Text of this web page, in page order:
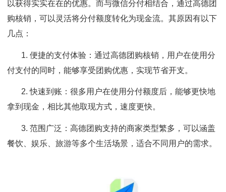
以获得实实在在的优惠。而与微信分付相结合，通过高德团
购核销，可以灵活将分付额度转化为现金流。其原因有以下
几点：
1. 便捷的支付体验：通过高德团购核销，用户在使用分
付支付的同时，能够享受团购优惠，实现节省开支。
2. 快速到账：很多用户在使用分付额度后，能够更快地
拿到现金，相比其他取现方式，速度更快。
3. 范围广泛：高德团购支持的商家类型繁多，可以涵盖
餐饮、娱乐、旅游等多个生活场景，适合不同用户的需求。